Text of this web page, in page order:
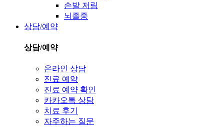
손발 저림
뇌졸중
상담/예약
상담/예약
온라인 상담
진료 예약
진료 예약 확인
카카오톡 상담
치료 후기
자주하는 질문